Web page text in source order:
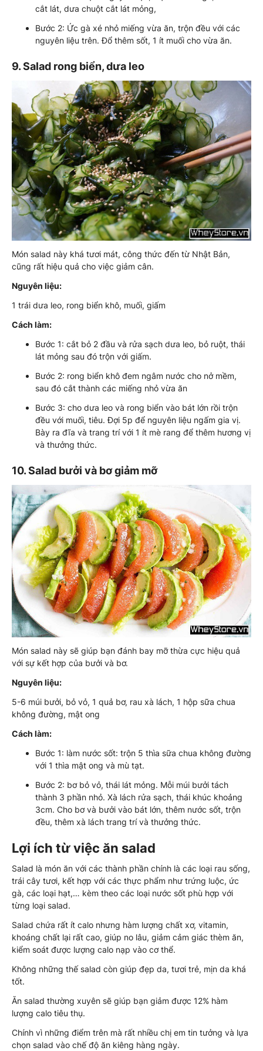
cắt lát, dưa chuột cắt lát mỏng,
Bước 2: Ức gà xé nhỏ miếng vừa ăn, trộn đều với các
nguyên liệu trên. Đổ thêm sốt, 1 ít muối cho vừa ăn.
9. Salad rong biển, dưa leo
Món salad này khá tươi mát, công thức đến từ Nhật Bản,
cũng rất hiệu quả cho việc giảm cân.
Nguyên liệu:
1 trái dưa leo, rong biển khô, muối, giấm
Cách làm:
Bước 1: cắt bỏ 2 đầu và rửa sạch dưa leo, bỏ ruột, thái
lát mỏng sau đó trộn với giấm.
Bước 2: rong biển khô đem ngâm nước cho nở mềm,
sau đó cắt thành các miếng nhỏ vừa ăn
Bước 3: cho dưa leo và rong biển vào bát lớn rồi trộn
đều với muối, tiêu. Đợi 5p để nguyên liệu ngấm gia vị.
Bày ra đĩa và trang trí với 1 ít mè rang để thêm hương vị
và thưởng thức.
10. Salad bưởi và bơ giảm mỡ
Món salad này sẽ giúp bạn đánh bay mỡ thừa cực hiệu quả
với sự kết hợp của bưởi và bơ.
Nguyên liệu:
5-6 múi bưởi, bỏ vỏ, 1 quả bơ, rau xà lách, 1 hộp sữa chua
không đường, mật ong
Cách làm:
Bước 1: làm nước sốt: trộn 5 thìa sữa chua không đường
với 1 thìa mật ong và mù tạt.
Bước 2: bơ bỏ vỏ, thái lát mỏng. Mỗi múi bưởi tách
thành 3 phần nhỏ. Xà lách rửa sạch, thái khúc khoảng
3cm. Cho bơ và bưởi vào bát lớn, thêm nước sốt, trộn
đều, thêm xà lách trang trí và thưởng thức.
Lợi ích từ việc ăn salad
Salad là món ăn với các thành phần chính là các loại rau sống,
trái cây tươi, kết hợp với các thực phẩm như trứng luộc, ức
gà, các loại hạt,… kèm theo các loại nước sốt phù hợp với
từng loại salad.
Salad chứa rất ít calo nhưng hàm lượng chất xơ, vitamin,
khoáng chất lại rất cao, giúp no lâu, giảm cảm giác thèm ăn,
kiểm soát được lượng calo nạp vào cơ thể.
Không những thế salad còn giúp đẹp da, tươi trẻ, mịn da khá
tốt.
Ăn salad thường xuyên sẽ giúp bạn giảm được 12% hàm
lượng calo tiêu thụ.
Chính vì những điểm trên mà rất nhiều chị em tin tưởng và lựa
chọn salad vào chế độ ăn kiêng hàng ngày.